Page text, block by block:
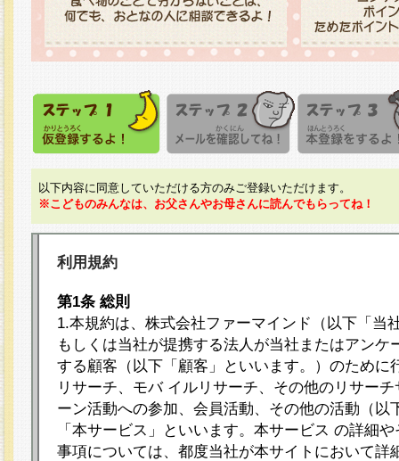
以下内容に同意していただける方のみご登録いただけます。
※こどものみんなは、お父さんやお母さんに読んでもらってね！
利用規約
第1条 総則
1.本規約は、株式会社ファーマインド（以下「当
もしくは当社が提携する法人が当社またはアンケ
する顧客（以下「顧客」といいます。）のために
リサーチ、モバ イルリサーチ、その他のリサー
ーン活動への参加、会員活動、その他の活動（以
「本サービス」といいます。本サービス の詳細
事項については、都度当社が本サイトにおいて詳